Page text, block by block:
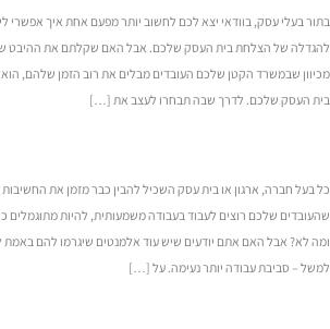
בתור בעלי עסק, בוודאי יצא לכם לחשוב יותר מפעם אחת איך אפשרי
להגדלה של הצלחת בית העסק שלכם. אבל האם שקלתם את ההיבט
מכיוון שבמשרד הקטן שלכם העובדים מבלים את רוב הזמן שלהם,
בית העסק שלכם. לדרך שבה תבחרו לעצב את […]
כל בעל חברה, ארגון או בית עסק השכיל להבין כבר מזמן את
שהעובדים שלכם רוצים לעבוד בעבודה משמעותית, להיות
ומה לא? אבל האם אתם יודעים שיש עוד אלמנטים שיגרמו להם
למשל – סביבת עבודה יותר נעימה. על […]